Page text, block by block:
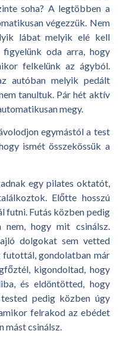
soha? A legtöbben a
végezzük. Nem
lábat melyik elé kell
oda arra, hogy
felkelünk az ágyból.
autóban melyik pedált
tanultuk. Pár hét aktív
megy.
egymástól a test
ismét összekössük a
egy pilates oktatót,
Előtte hosszú
futni. Futás közben pedig
nem, hogy mit csinálsz.
dolgokat sem vetted
futottál, gondolatban már
kigondoltad, hogy
és eldöntötted, hogy
pedig közben úgy
felrakod az ebédet
mást csinálsz.